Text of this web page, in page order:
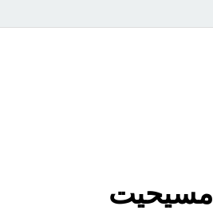
مسیحیت